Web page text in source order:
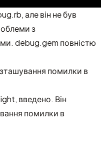
але він не був
з
debug.gem повністю
помилки в
введено. Він
помилки в